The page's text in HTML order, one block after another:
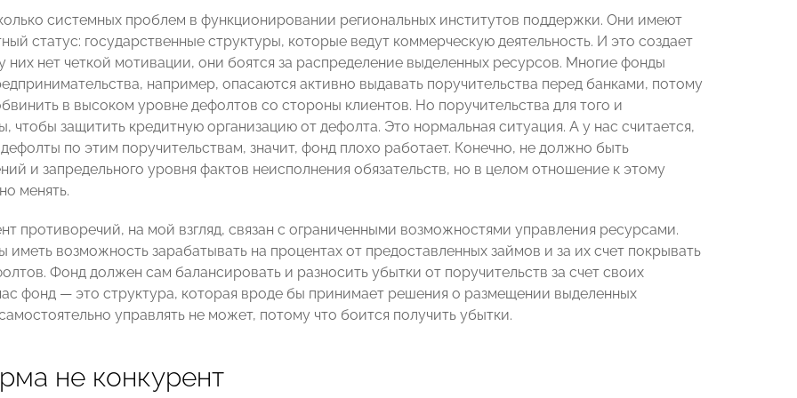
системных проблем в функционировании региональных институтов поддержки. Они имеют
статус: государственные структуры, которые ведут коммерческую деятельность. И это создает
них нет четкой мотивации, они боятся за распределение выделенных ресурсов. Многие фонды
например, опасаются активно выдавать поручительства перед банками, потому
в высоком уровне дефолтов со стороны клиентов. Но поручительства для того и
чтобы защитить кредитную организацию от дефолта. Это нормальная ситуация. А у нас считается,
по этим поручительствам, значит, фонд плохо работает. Конечно, не должно быть
и запредельного уровня фактов неисполнения обязательств, но в целом отношение к этому
менять.
противоречий, на мой взгляд, связан с ограниченными возможностями управления ресурсами.
возможность зарабатывать на процентах от предоставленных займов и за их счет покрывать
Фонд должен сам балансировать и разносить убытки от поручительств за счет своих
фонд — это структура, которая вроде бы принимает решения о размещении выделенных
управлять не может, потому что боится получить убытки.
не конкурент